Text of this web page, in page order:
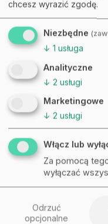
Wdrożenie
chcesz wyrazić zgodę.
Niezbędne
↓ 1 usługa
Analityczne
↓ 2 usługi
Marketingowe
↓ 2 usługi
Włącz lub
Za pomocą
wyłączać
Odrzuć
opcjonalne